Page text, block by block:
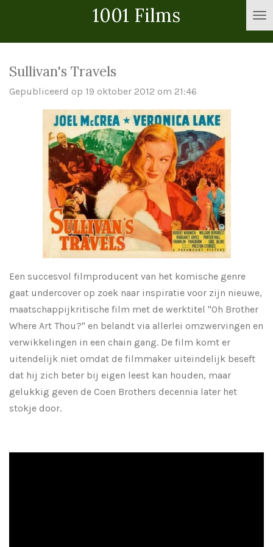
hoofdinhoud
1001 Films
Sullivan's Travels
Gepubliceerd op 19 oktober 2012 om 21:46
Een succesvol filmproducent van het komische genre
gaat undercover op zoek naar inspiratie voor zijn nieuwe,
maatschappijkritische film met de werktitel "Oh Brother
Where Art Thou?" en belandt via allerlei omzwervingen en
verwikkelingen in een chain gang. De film komt er
uitendelijk niet omdat de filmmaker uiteindelijk beseft
dat hij zich beter bij eigen leest kan houden, maar
gelukkig geven de Coen Brothers decennia later het
stokje door.